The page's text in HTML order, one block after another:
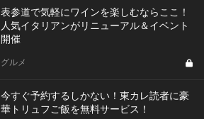
表参道で気軽にワインを楽しむならここ！
人気イタリアンがリニューアル＆イベント
開催
グルメ
今すぐ予約するしかない！東カレ読者に豪
華トリュフご飯を無料サービス！